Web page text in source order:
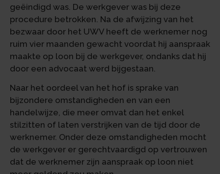
geëindigd was. De werkgever was bij deze
procedure betrokken. Na de afwijzing van het
bezwaar door het UWV heeft de werknemer nog
ruim vier maanden gewacht voordat hij aanspraak
maakte op loon bij de werkgever, ondanks dat hij
door een advocaat werd bijgestaan.
Naar het oordeel van het hof is sprake van
bijzondere omstandigheden en van een
handelwijze, die meer omvat dan het enkel
stilzitten of laten verstrijken van de tijd door de
werknemer. Onder deze omstandigheden mocht
de werkgever er gerechtvaardigd op vertrouwen
dat de werknemer zijn aanspraak op loon niet